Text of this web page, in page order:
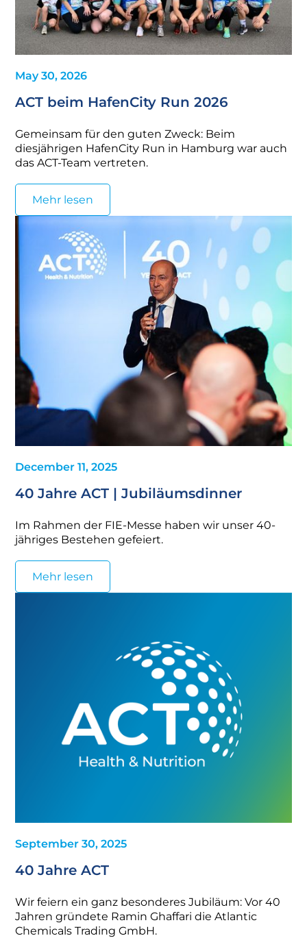
May 30, 2026
ACT beim HafenCity Run 2026
Gemeinsam für den guten Zweck: Beim
diesjährigen HafenCity Run in Hamburg war auch
das ACT-Team vertreten.
Mehr lesen
December 11, 2025
40 Jahre ACT | Jubiläumsdinner
Im Rahmen der FIE-Messe haben wir unser 40-
jähriges Bestehen gefeiert.
Mehr lesen
September 30, 2025
40 Jahre ACT
Wir feiern ein ganz besonderes Jubiläum: Vor 40
Jahren gründete Ramin Ghaffari die Atlantic
Chemicals Trading GmbH.